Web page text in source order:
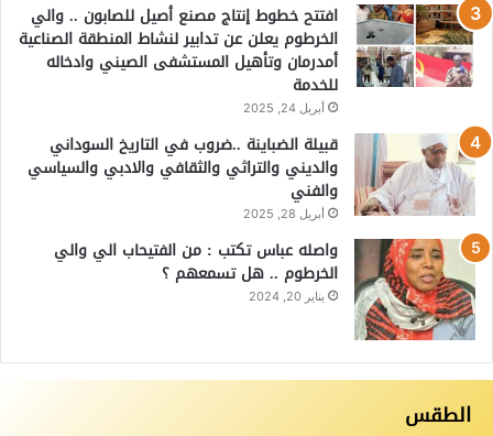
افتتح خطوط إنتاج مصنع أصيل للصابون .. والي
الخرطوم يعلن عن تدابير لنشاط المنطقة الصناعية
أمدرمان وتأهيل المستشفى الصيني وادخاله
للخدمة
أبريل 24, 2025
قبيلة الضباينة ..ضروب في التاريخ السوداني
والديني والتراثي والثقافي والادبي والسياسي
والفني
أبريل 28, 2025
واصله عباس تكتب : من الفتيحاب الي والي
الخرطوم .. هل تسمعهم ؟
يناير 20, 2024
الطقس